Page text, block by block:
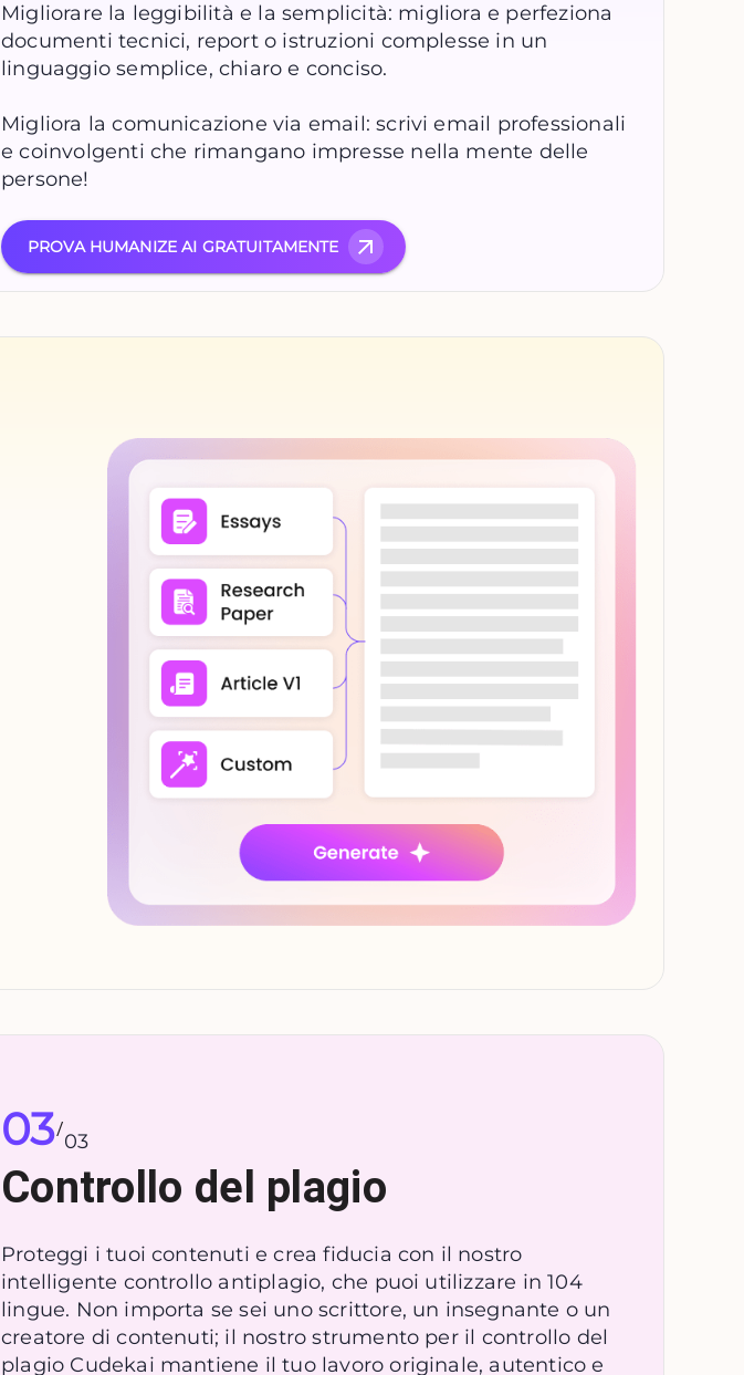
Migliorare la leggibilità e la semplicità: migliora e perfeziona
documenti tecnici, report o istruzioni complesse in un
linguaggio semplice, chiaro e conciso.
Migliora la comunicazione via email: scrivi email professionali
e coinvolgenti che rimangano impresse nella mente delle
persone!
PROVA HUMANIZE AI GRATUITAMENTE
03/
03
Controllo del plagio
Proteggi i tuoi contenuti e crea fiducia con il nostro
intelligente controllo antiplagio, che puoi utilizzare in 104
lingue. Non importa se sei uno scrittore, un insegnante o un
creatore di contenuti; il nostro strumento per il controllo del
plagio Cudekai mantiene il tuo lavoro originale, autentico e